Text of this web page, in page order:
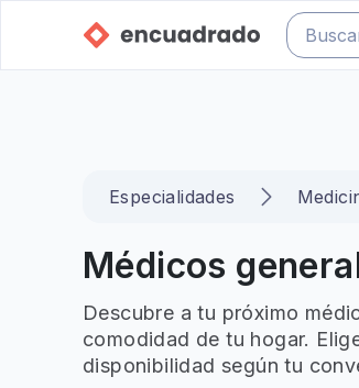
Especialidades
Médicos
Descubre a tu próximo
comodidad de tu hogar.
disponibilidad según tu